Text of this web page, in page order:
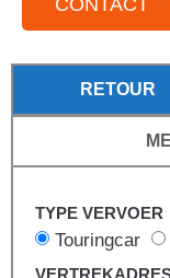
CONTACT
RETOUR
TYPE VERVOER
Touringcar